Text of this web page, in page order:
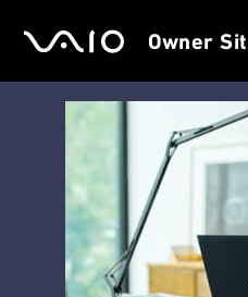
Owner